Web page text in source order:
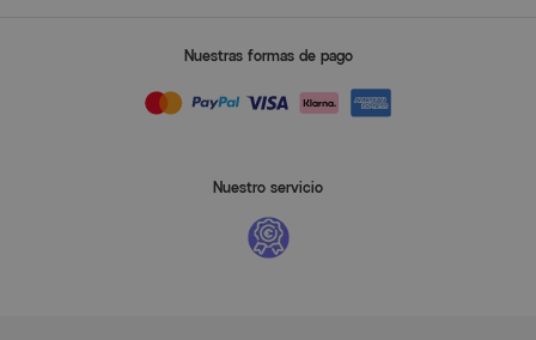
Nuestras formas de pago
Nuestro servicio